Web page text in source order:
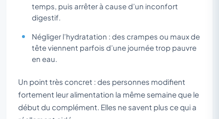
temps, puis arrêter à cause d’un inconfort
digestif.
Négliger l’hydratation : des crampes ou maux de
tête viennent parfois d’une journée trop pauvre
en eau.
Un point très concret : des personnes modifient
fortement leur alimentation la même semaine que le
début du complément. Elles ne savent plus ce qui a